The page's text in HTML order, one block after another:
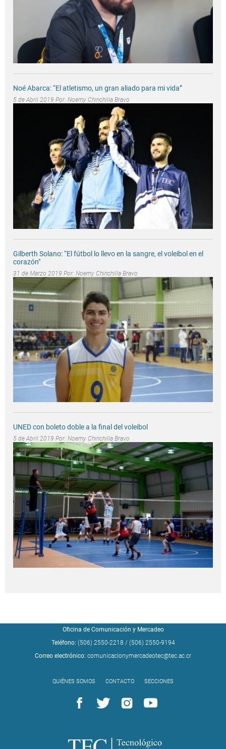
Noé Abarca: “El atletismo, un gran aliado para mi vida”
5 de Abril 2019 Por: Noemy Chinchilla Bravo
Gilberth Solano: “El fútbol lo llevo en la sangre, el voleibol en el
corazón"
31 de Marzo 2019 Por: Noemy Chinchilla Bravo
UNED con boleto doble a la final del voleibol
5 de Abril 2019 Por: Noemy Chinchilla Bravo
Oficina de Comunicación y Mercadeo
Teléfono: (506) 2550-2218 / (506) 2550-9194
Correo electrónico: comunicacionymercadeotec@tec.ac.cr
QUIÉNES SOMOS CONTACTO SECCIONES